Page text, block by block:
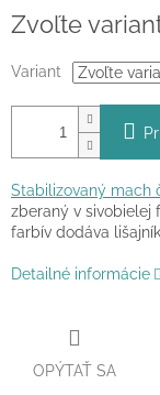
cena:
Zvoľte
Variant
Stabilizovaný mach
zberaný v sivobielej
farbív dodáva
Detailné informácie
OPÝTAŤ SA